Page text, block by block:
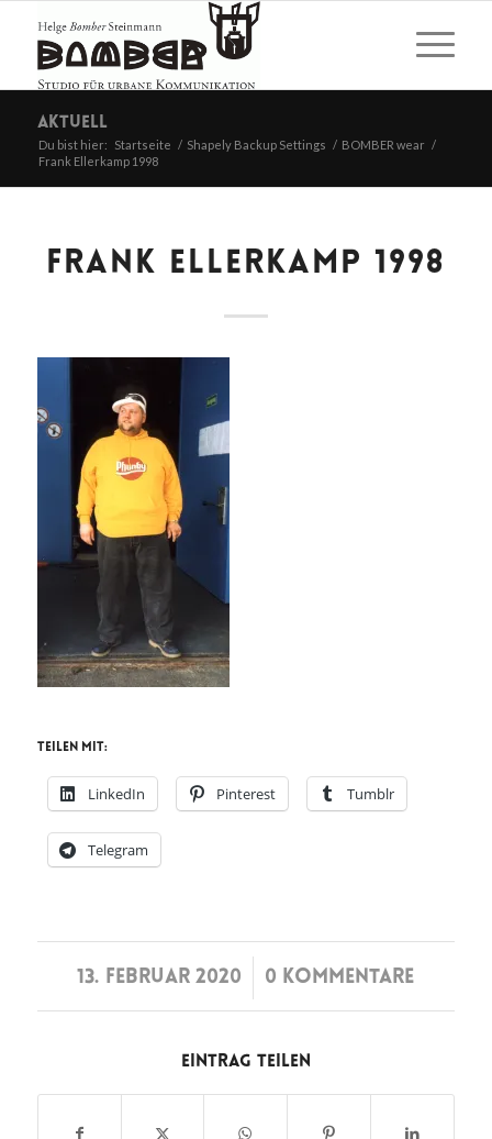
Aktuell
Du bist hier: Startseite / Shapely Backup Settings / BOMBER wear /
Frank Ellerkamp 1998
FRANK ELLERKAMP 1998
Teilen mit:
LinkedIn Pinterest Tumblr
Telegram
13. FEBRUAR 2020
/ 0 KOMMENTARE
Eintrag teilen